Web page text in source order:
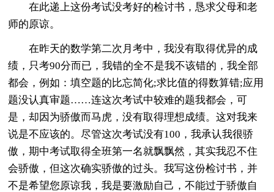
在此递上这份考试没考好的检讨书，恳求父母和老
师的原谅。
在昨天的数学第二次月考中，我没有取得优异的成
绩，只考90分而已，我错的全不是我不该错的，我全部
都会，例如：填空题的比忘简化;求比值的得数算错;应用
题没认真审题……连这次考试中较难的题我都会，可
是，却因为骄傲而马虎，没有取得理想成绩。这对我来
说是不应该的。尽管这次考试没有100，我承认我很骄
傲，期中考试取得全班第一名就飘飘然，其实我忍不住
会骄傲，但这次确实骄傲的过头。我写这份检讨书，并
不是希望您原谅我，我是要激励自己，不能过于骄傲自